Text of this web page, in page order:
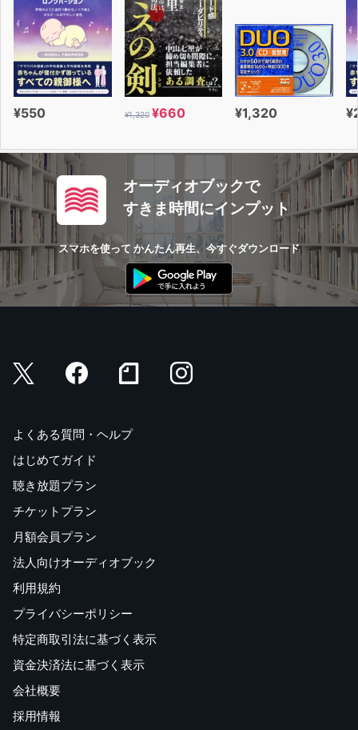
¥550 ¥1,320 ¥660 ¥1,320
オーディオブックで
すきま時間にインプット
スマホを使って かんたん再生、今すぐダウンロード
よくある質問・ヘルプ
はじめてガイド
聴き放題プラン
チケットプラン
月額会員プラン
法人向けオーディオブック
利用規約
プライバシーポリシー
特定商取引法に基づく表示
資金決済法に基づく表示
会社概要
採用情報